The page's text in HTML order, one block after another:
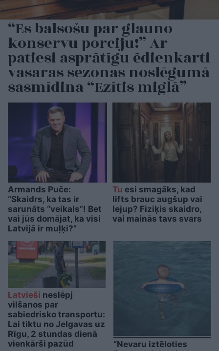
“Es balsošu par glauno
konservu porciju!” Ar
patiesi asprātīgu ēdienkarti
vasaras sezonas noslēgumā
sasmīdina “Ezītis miglā”
Armands Puče:
“Skaidrs, ka tas ir
sarunāts “veikals”! Bet
vai jūs domājat, ka visi
Latvijā ir muļķi?”
Tu esi smagāks, kad
lifts brauc augšup vai
lejup? Fiziķis skaidro,
vai mainās tavs svars
Latvieši neslēpj
vilšanos par
sabiedrisko transportu:
Lai tiktu no Jelgavas uz
Rīgu, 2 stundas dienā
vienkārši pazūd
“Nevaru iztēloties